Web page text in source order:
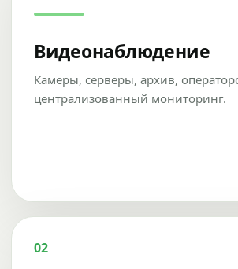
Видеонаблюдение
Камеры, серверы, архив,
централизованный мониторинг.
02